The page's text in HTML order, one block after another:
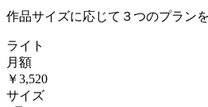
作品サイズに応じて３つのプラン
ライト
月額
￥3,520
サイズ